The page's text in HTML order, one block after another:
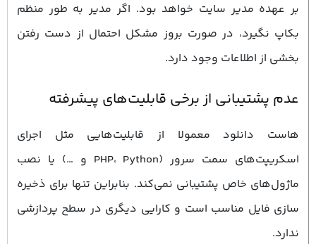
بر عهده مدیر سایت خواهد بود. اگر مدیر به ‌طور منظم
بکاپ نگیرد، در صورت بروز مشکل احتمال از دست رفتن
بخشی از اطلاعات وجود دارد.
عدم پشتیبانی از برخی قابلیت‌های پیشرفته
هاست دانلود معمولا از قابلیت‌هایی مثل اجرای
اسکریپت‌های سمت سرور (PHP، Python و …) یا نصب
ماژول‌های خاص پشتیبانی نمی‌کند. بنابراین تنها برای ذخیره
‌سازی فایل مناسب است و کارایی دیگری در سطح پردازشی
ندارد.